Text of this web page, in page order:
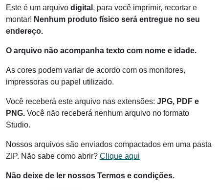
Este é um arquivo digital , para você imprimir, recortar e
montar! Nenhum produto físico será entregue no seu
endereço.
O arquivo não acompanha texto com nome e idade.
As cores podem variar de acordo com os monitores,
impressoras ou papel utilizado.
Você receberá este arquivo nas extensões: JPG, PDF e
PNG. Você não receberá nenhum arquivo no formato
Studio.
Nossos arquivos são enviados compactados em uma pasta
ZIP. Não sabe como abrir? Clique aqui
Não deixe de ler nossos Termos e condições.